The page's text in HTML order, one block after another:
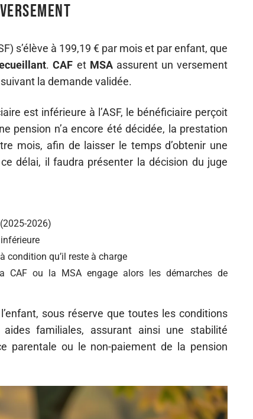
s’élève à 199,19 € par mois et par enfant, que
.CAF et MSAassurent un versement
la demande validée.
est inférieure à l’ASF, le bénéficiaire perçoit
pension n’a encore été décidée, la prestation
mois, afin de laisser le temps d’obtenir une
délai, il faudra présenter la décision du juge
2026)
condition qu’il reste à charge
CAF ou la MSA engage alors les démarches de
sous réserve que toutes les conditions
familiales, assurant ainsi une stabilité
parentale ou le non-paiement de la pension